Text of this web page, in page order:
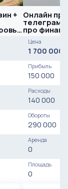
+ Онлайн
про
Цена
1 700 000
Прибыль
150 000
Расходы
140 000
Обороты
290 000
Аренда
0
Площадь
0